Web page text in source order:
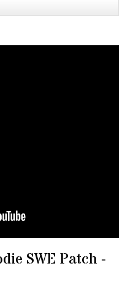
SWE Patch -